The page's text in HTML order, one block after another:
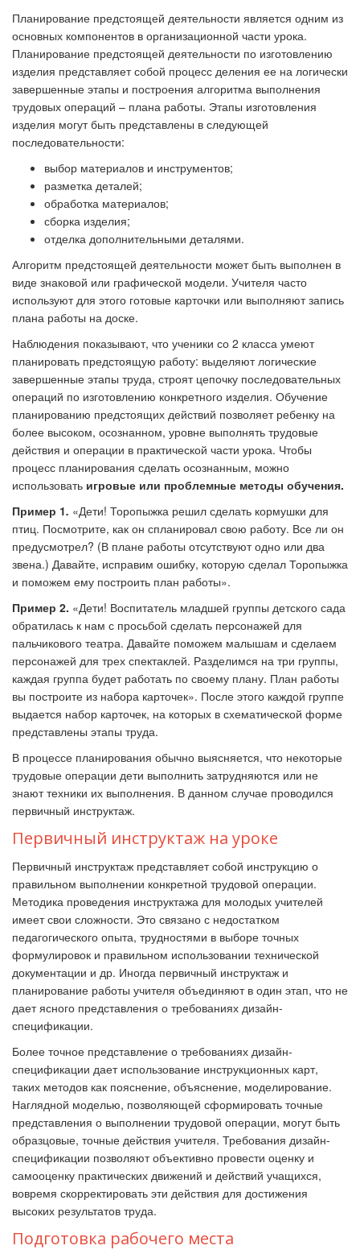
Планирование предстоящей деятельности является одним из
основных компонентов в организационной части урока.
Планирование предстоящей деятельности по изготовлению
изделия представляет собой процесс деления ее на логически
завершенные этапы и построения алгоритма выполнения
трудовых операций – плана работы. Этапы изготовления
изделия могут быть представлены в следующей
последовательности:
выбор материалов и инструментов;
разметка деталей;
обработка материалов;
сборка изделия;
отделка дополнительными деталями.
Алгоритм предстоящей деятельности может быть выполнен в
виде знаковой или графической модели. Учителя часто
используют для этого готовые карточки или выполняют запись
плана работы на доске.
Наблюдения показывают, что ученики со 2 класса умеют
планировать предстоящую работу: выделяют логические
завершенные этапы труда, строят цепочку последовательных
операций по изготовлению конкретного изделия. Обучение
планированию предстоящих действий позволяет ребенку на
более высоком, осознанном, уровне выполнять трудовые
действия и операции в практической части урока. Чтобы
процесс планирования сделать осознанным, можно
использовать игровые или проблемные методы обучения.
Пример 1. «Дети! Торопыжка решил сделать кормушки для
птиц. Посмотрите, как он спланировал свою работу. Все ли он
предусмотрел? (В плане работы отсутствуют одно или два
звена.) Давайте, исправим ошибку, которую сделал Торопыжка
и поможем ему построить план работы».
Пример 2. «Дети! Воспитатель младшей группы детского сада
обратилась к нам с просьбой сделать персонажей для
пальчикового театра. Давайте поможем малышам и сделаем
персонажей для трех спектаклей. Разделимся на три группы,
каждая группа будет работать по своему плану. План работы
вы построите из набора карточек». После этого каждой группе
выдается набор карточек, на которых в схематической форме
представлены этапы труда.
В процессе планирования обычно выясняется, что некоторые
трудовые операции дети выполнить затрудняются или не
знают техники их выполнения. В данном случае проводился
первичный инструктаж.
Первичный инструктаж на уроке
Первичный инструктаж представляет собой инструкцию о
правильном выполнении конкретной трудовой операции.
Методика проведения инструктажа для молодых учителей
имеет свои сложности. Это связано с недостатком
педагогического опыта, трудностями в выборе точных
формулировок и правильном использовании технической
документации и др. Иногда первичный инструктаж и
планирование работы учителя объединяют в один этап, что не
дает ясного представления о требованиях дизайн-
спецификации.
Более точное представление о требованиях дизайн-
спецификации дает использование инструкционных карт,
таких методов как пояснение, объяснение, моделирование.
Наглядной моделью, позволяющей сформировать точные
представления о выполнении трудовой операции, могут быть
образцовые, точные действия учителя. Требования дизайн-
спецификации позволяют объективно провести оценку и
самооценку практических движений и действий учащихся,
вовремя скорректировать эти действия для достижения
высоких результатов труда.
Подготовка рабочего места